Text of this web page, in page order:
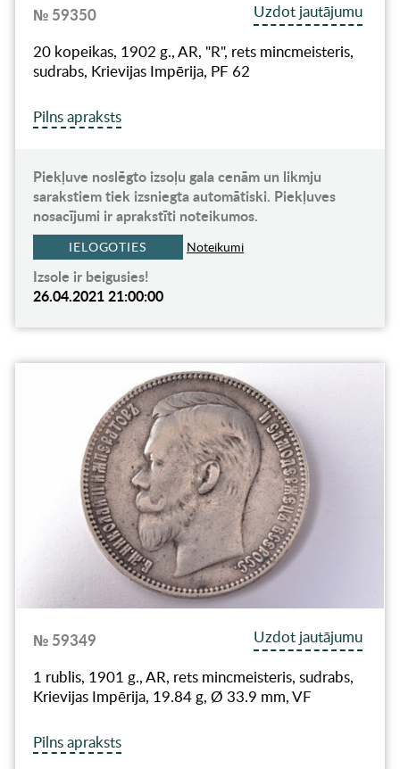
№ 59350
Uzdot jautājumu
20 kopeikas, 1902 g., AR, "R", rets mincmeisteris,
sudrabs, Krievijas Impērija, PF 62
Pilns apraksts
Piekļuve noslēgto izsoļu gala cenām un likmju
sarakstiem tiek izsniegta automātiski. Piekļuves
nosacījumi ir aprakstīti noteikumos.
IELOGOTIES Noteikumi
Izsole ir beigusies!
26.04.2021 21:00:00
№ 59349
Uzdot jautājumu
1 rublis, 1901 g., AR, rets mincmeisteris, sudrabs,
Krievijas Impērija, 19.84 g, Ø 33.9 mm, VF
Pilns apraksts